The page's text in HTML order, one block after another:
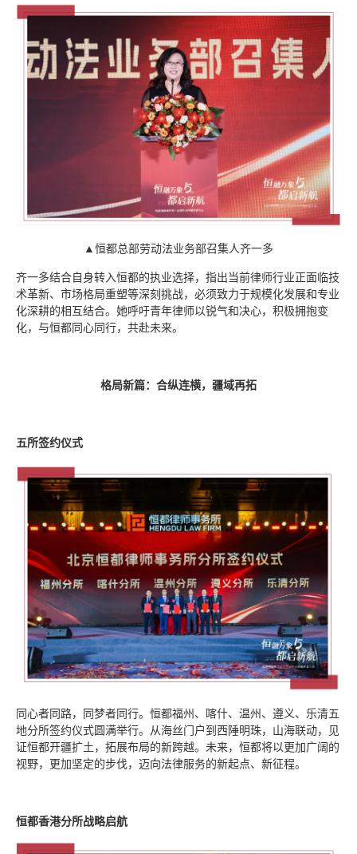
▲恒都总部劳动法业务部召集人齐一多
齐一多结合自身转入恒都的执业选择，指出当前律师行业正面临技
术革新、市场格局重塑等深刻挑战，必须致力于规模化发展和专业
化深耕的相互结合。她呼吁青年律师以锐气和决心，积极拥抱变
化，与恒都同心同行，共赴未来。
格局新篇：合纵连横，疆域再拓
五所签约仪式
同心者同路，同梦者同行。恒都福州、喀什、温州、遵义、乐清五
地分所签约仪式圆满举行。从海丝门户到西陲明珠，山海联动，见
证恒都开疆扩土，拓展布局的新跨越。未来，恒都将以更加广阔的
视野，更加坚定的步伐，迈向法律服务的新起点、新征程。
恒都香港分所战略启航